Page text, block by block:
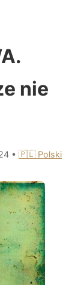
nie
• 🇵🇱 Polski